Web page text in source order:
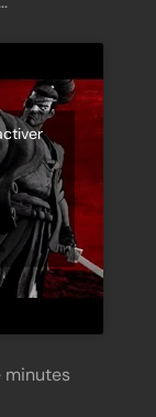
minutes